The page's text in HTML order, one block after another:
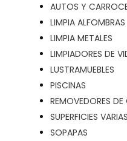
AUTOS Y
LIMPIA ALFOMBRAS
LIMPIA METALES
LIMPIADORES DE
LUSTRAMUEBLES
PISCINAS
REMOVEDORES DE
SUPERFICIES VARIAS
SOPAPAS